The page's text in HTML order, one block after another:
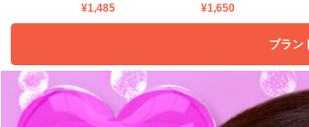
¥1,485 ¥1,650
ブラン